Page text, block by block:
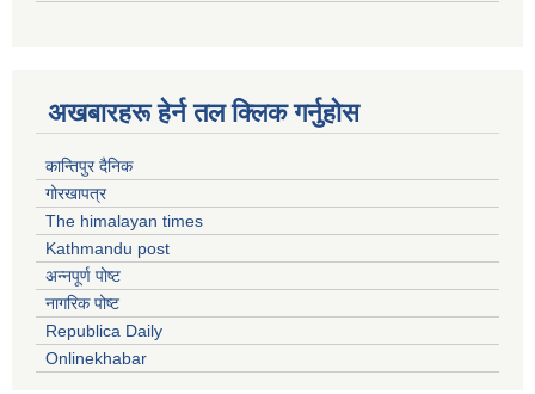
अखबारहरू हेर्न तल क्लिक गर्नुहोस
कान्तिपुर दैनिक
गोरखापत्र
The himalayan times
Kathmandu post
अन्नपूर्ण पोष्ट
नागरिक पोष्ट
Republica Daily
Onlinekhabar